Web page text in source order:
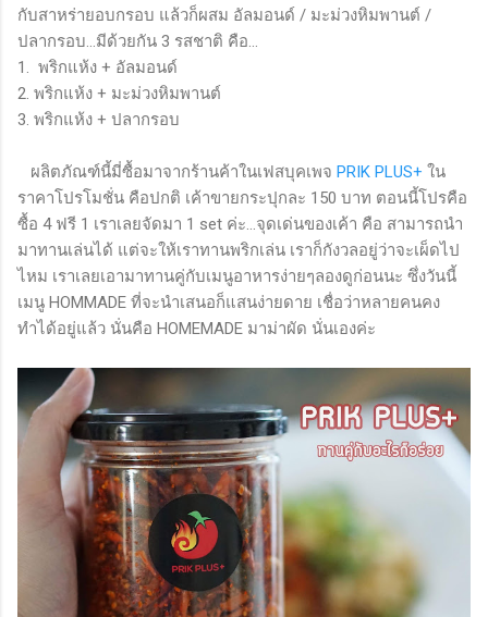
กับสาหร่ายอบกรอบ แล้วก็ผสม อัลมอนด์ / มะม่วงหิมพานต์ /
ปลากรอบ...มีด้วยกัน 3 รสชาติ คือ...
1. พริกแห้ง + อัลมอนด์
2. พริกแห้ง + มะม่วงหิมพานต์
3. พริกแห้ง + ปลากรอบ
ผลิตภัณฑ์นี้มี่ซื้อมาจากร้านค้าในเฟสบุคเพจ PRIK PLUS+ ใน
ราคาโปรโมชั่น คือปกติ เค้าขายกระปุกละ 150 บาท ตอนนี้โปรคือ
ซื้อ 4 ฟรี 1 เราเลยจัดมา 1 set ค่ะ...จุดเด่นของเค้า คือ สามารถนำ
มาทานเล่นได้ แต่จะให้เราทานพริกเล่น เราก็กังวลอยู่ว่าจะเผ็ดไป
ไหม เราเลยเอามาทานคู่กับเมนูอาหารง่ายๆลองดูก่อนนะ ซึ่งวันนี้
เมนู HOMMADE ที่จะนำเสนอก็แสนง่ายดาย เชื่อว่าหลายคนคง
ทำได้อยู่แล้ว นั่นคือ HOMEMADE มาม่าผัด นั่นเองค่ะ